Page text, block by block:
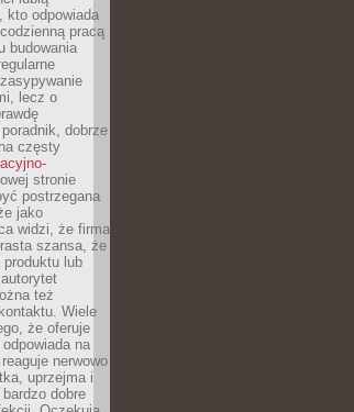
kto odpowiada
pracą
budowania
lecz o
dobrze
częsty
stronie
postrzegana
jako
widzi, że firma
szansa, że
lub
też
Wiele
że oferuje
na
nerwowo
uprzejma i
dobre